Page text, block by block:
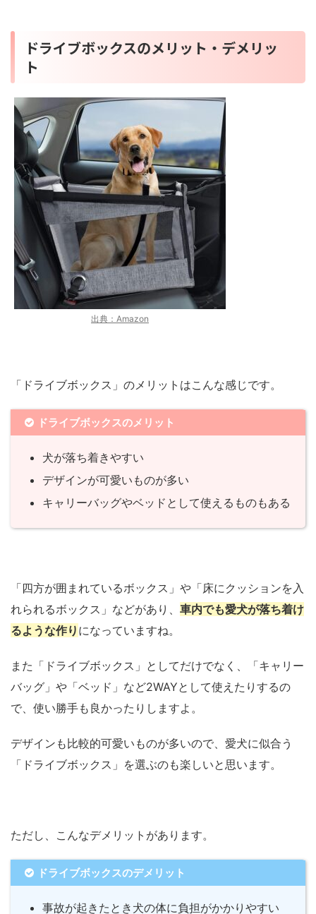
ドライブボックスのメリット・デメリッ
ト
出典：Amazon
「ドライブボックス」のメリットはこんな感じです。
ドライブボックスのメリット
犬が落ち着きやすい
デザインが可愛いものが多い
キャリーバッグやベッドとして使えるものもある
「四方が囲まれているボックス」や「床にクッションを入
れられるボックス」などがあり、 車内でも愛犬が落ち着け
るような作り になっていますね。
また「ドライブボックス」としてだけでなく、「キャリー
バッグ」や「ベッド」など2WAYとして使えたりするの
で、使い勝手も良かったりしますよ。
デザインも比較的可愛いものが多いので、愛犬に似合う
「ドライブボックス」を選ぶのも楽しいと思います。
ただし、こんなデメリットがあります。
ドライブボックスのデメリット
事故が起きたとき犬の体に負担がかかりやすい